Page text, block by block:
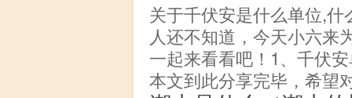
关于千伏安是什么单位,
人还不知道，今天小六来
一起来看看吧！1、千伏
本文到此分享完毕，希望